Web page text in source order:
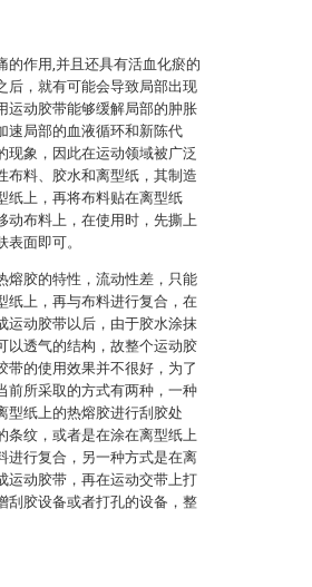
的作用,并且还具有活血化瘀的
后，就有可能会导致局部出现
运动胶带能够缓解局部的肿胀
速局部的血液循环和新陈代
现象，因此在运动领域被广泛
布料、胶水和离型纸，其制造
纸上，再将布料贴在离型纸
动布料上，在使用时，先撕上
面即可。
熔胶的特性，流动性差，只能
纸上，再与布料进行复合，在
运动胶带以后，由于胶水涂抹
以透气的结构，故整个运动胶
带的使用效果并不很好，为了
前所采取的方式有两种，一种
型纸上的热熔胶进行刮胶处
条纹，或者是在涂在离型纸上
进行复合，另一种方式是在离
运动胶带，再在运动交带上打
刮胶设备或者打孔的设备，整